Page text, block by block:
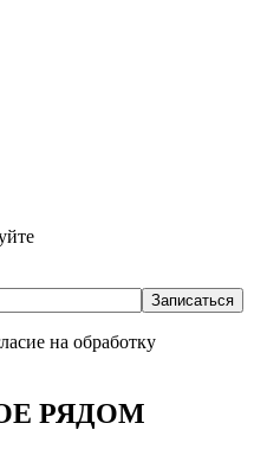
на обработку
РЯДОМ